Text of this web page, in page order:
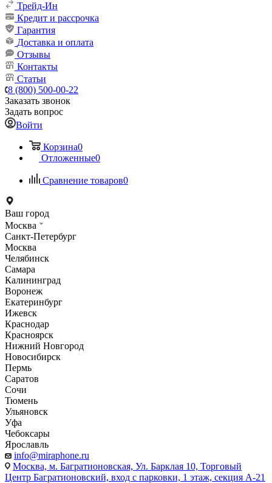
Трейд-Ин
Кредит и рассрочка
Гарантия
Доставка и оплата
Отзывы
Контакты
Статьи
8 (800) 500-00-22
Заказать звонок
Задать вопрос
Войти
Корзина0
Отложенные0
Сравнение товаров0
Ваш город
Москва
Санкт-Петербург
Москва
Челябинск
Самара
Калининград
Воронеж
Екатеринбург
Ижевск
Краснодар
Красноярск
Нижний Новгород
Новосибирск
Пермь
Саратов
Сочи
Тюмень
Ульяновск
Уфа
Чебоксары
Ярославль
info@miraphone.ru
Москва, м. Багратионовская, Ул. Барклая 10, Торговый
Центр Багратионовский, вход с парковки, 1 этаж, секция А-21